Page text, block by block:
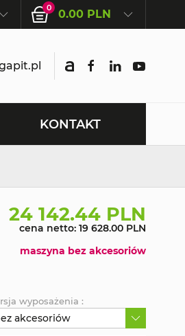
0 0.00 PLN
KONTAKT
24 142.44 PLN
cena netto: 19 628.00 PLN
maszyna bez akcesoriów
wyposażenia :
akcesoriów